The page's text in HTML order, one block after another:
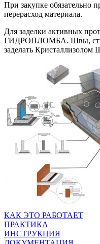
При закупке обязательно
перерасход материала.
Для заделки активных
ГИДРОПЛОМБА. Швы,
заделать
КАК ЭТО РАБОТАЕТ
ПРАКТИКА
ИНСТРУКЦИЯ